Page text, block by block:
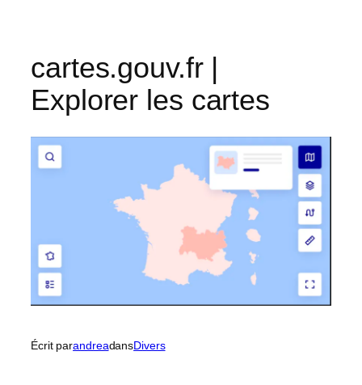
cartes.gouv.fr |
Explorer les cartes
Écrit parandreadansDivers